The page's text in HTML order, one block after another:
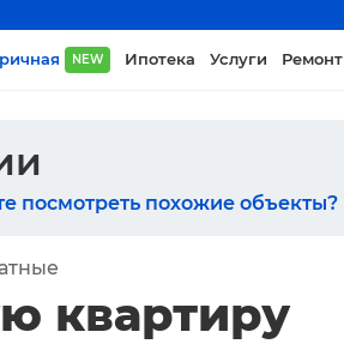
NEW Ипотека Услуги Ремонт
посмотреть похожие объекты?
квартиру